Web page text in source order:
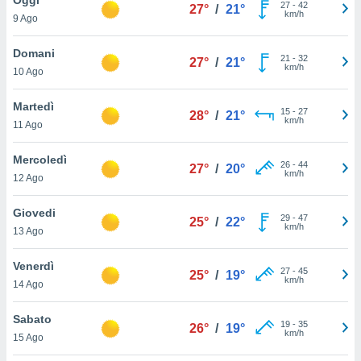
è
al sito
di
ci
di
il
un
la
nella
9 Ago
27° / 21° 27- 42
km/h
Domani
10 Ago
27° / 21° 21 - 32
km/h
Martedì
11 Ago
28° / 21° 15- 27
km/h
Mercoledì
12 Ago
27° / 20° 26- 44
km/h
Giovedi
13 Ago
25° / 22° 29- 47
km/h
Venerdì
14 Ago
25° / 19° 27- 45
km/h
Sabato
15 Ago
26° / 19° 19- 35
km/h